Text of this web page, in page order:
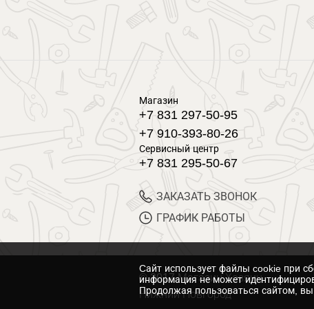
Магазин
+7 831 297-50-95
+7 910-393-80-26
Сервисный центр
+7 831 295-50-67
ЗАКАЗАТЬ ЗВОНОК
ГРАФИК РАБОТЫ
© 2017 Магазин Хозяин
Нижний Новгород
Cайт использует файлы cookie при
информация не может
Продолжая пользоваться сайтом,